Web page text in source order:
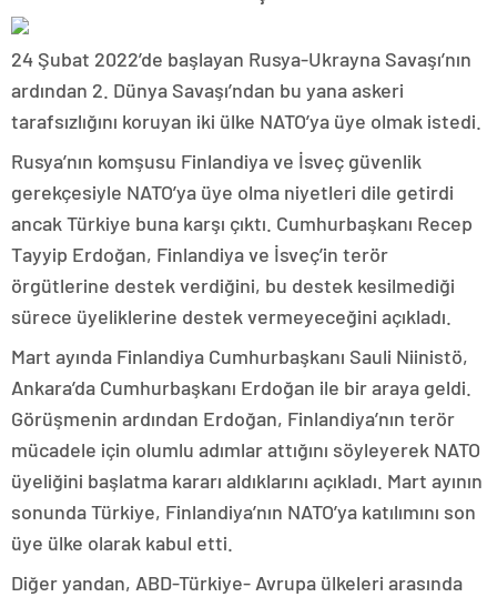
24 Şubat 2022’de başlayan Rusya-Ukrayna Savaşı’nın
ardından 2. Dünya Savaşı’ndan bu yana askeri
tarafsızlığını koruyan iki ülke NATO’ya üye olmak istedi.
Rusya’nın komşusu Finlandiya ve İsveç güvenlik
gerekçesiyle NATO’ya üye olma niyetleri dile getirdi
ancak Türkiye buna karşı çıktı. Cumhurbaşkanı Recep
Tayyip Erdoğan, Finlandiya ve İsveç’in terör
örgütlerine destek verdiğini, bu destek kesilmediği
sürece üyeliklerine destek vermeyeceğini açıkladı.
Mart ayında Finlandiya Cumhurbaşkanı Sauli Niinistö,
Ankara’da Cumhurbaşkanı Erdoğan ile bir araya geldi.
Görüşmenin ardından Erdoğan, Finlandiya’nın terör
mücadele için olumlu adımlar attığını söyleyerek NATO
üyeliğini başlatma kararı aldıklarını açıkladı. Mart ayının
sonunda Türkiye, Finlandiya’nın NATO’ya katılımını son
üye ülke olarak kabul etti.
Diğer yandan, ABD-Türkiye- Avrupa ülkeleri arasında